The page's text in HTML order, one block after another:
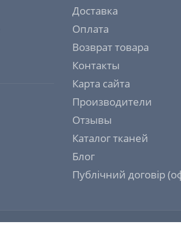
Доставка
Оплата
Возврат товара
Контакты
Карта сайта
Производители
Отзывы
Каталог тканей
Блог
Публічний договір